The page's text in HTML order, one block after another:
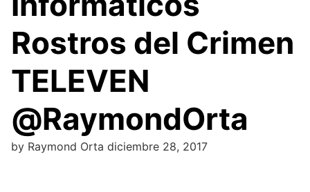
Rostros del Crimen
TELEVEN
@RaymondOrta
by Raymond Orta diciembre 28, 2017